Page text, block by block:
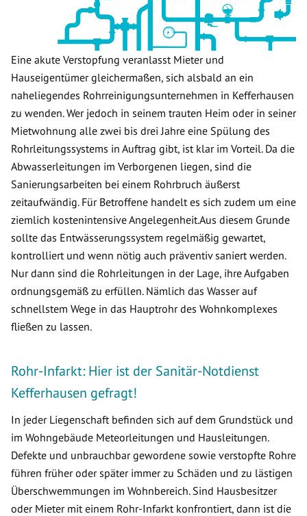
Eine akute Verstopfung veranlasst Mieter und
Hauseigentümer gleichermaßen, sich alsbald an ein
naheliegendes Rohrreinigungsunternehmen in Kefferhausen
zu wenden. Wer jedoch in seinem trauten Heim oder in seiner
Mietwohnung alle zwei bis drei Jahre eine Spülung des
Rohrleitungssystems in Auftrag gibt, ist klar im Vorteil. Da die
Abwasserleitungen im Verborgenen liegen, sind die
Sanierungsarbeiten bei einem Rohrbruch äußerst
zeitaufwändig. Für Betroffene handelt es sich zudem um eine
ziemlich kostenintensive Angelegenheit.Aus diesem Grunde
sollte das Entwässerungssystem regelmäßig gewartet,
kontrolliert und wenn nötig auch präventiv saniert werden.
Nur dann sind die Rohrleitungen in der Lage, ihre Aufgaben
ordnungsgemäß zu erfüllen. Nämlich das Wasser auf
schnellstem Wege in das Hauptrohr des Wohnkomplexes
fließen zu lassen.
Rohr-Infarkt: Hier ist der Sanitär-Notdienst
Kefferhausen gefragt!
In jeder Liegenschaft befinden sich auf dem Grundstück und
im Wohngebäude Meteorleitungen und Hausleitungen.
Defekte und unbrauchbar gewordene sowie verstopfte Rohre
führen früher oder später immer zu Schäden und zu lästigen
Überschwemmungen im Wohnbereich. Sind Hausbesitzer
oder Mieter mit einem Rohr-Infarkt konfrontiert, dann ist die